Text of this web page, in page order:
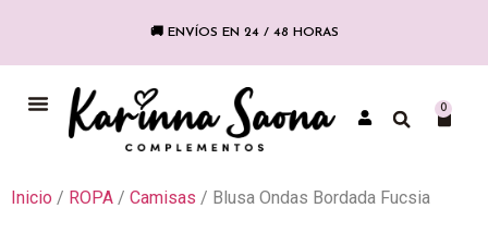
🚚 ENVÍOS EN 24 / 48 HORAS
0
Inicio / ROPA / Camisas / Blusa Ondas Bordada Fucsia